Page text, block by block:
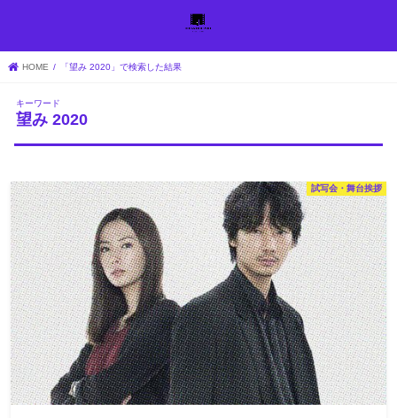
HOME 「望み 2020」で検索した結果
キーワード
望み 2020
試写会・舞台挨拶